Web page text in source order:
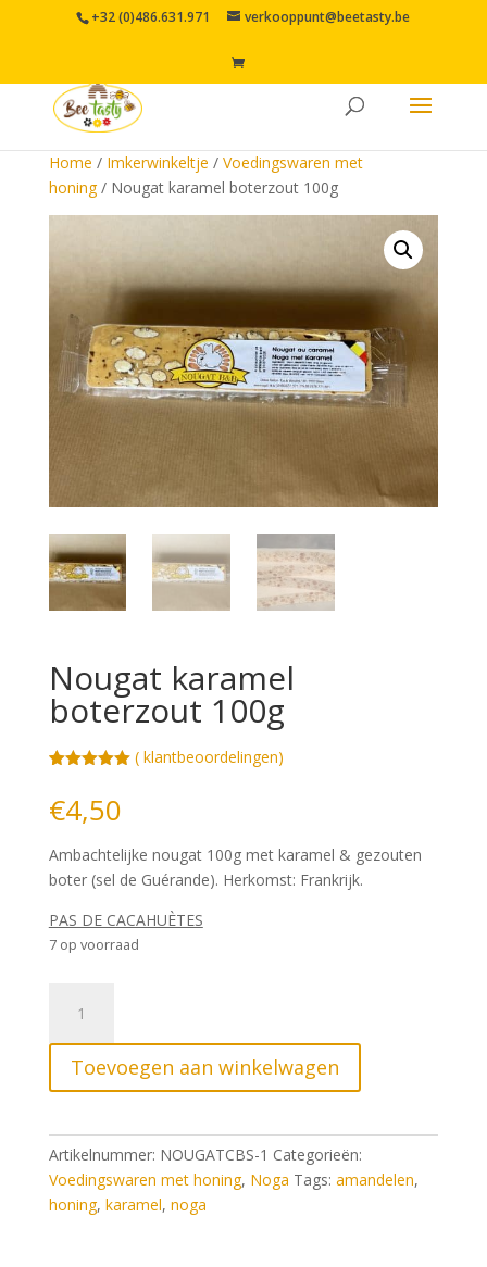
+32 (0)486.631.971 verkooppunt@beetasty.be
Home / Imkerwinkeltje / Voedingswaren met
honing/ Nougat karamel boterzout 100g
Nougat karamel
boterzout 100g
gebaseerd
ling
( klantbeoordelingen)
€4,50
Ambachtelijke nougat 100g met karamel & gezouten
boter (sel de Guérande). Herkomst: Frankrijk.
PAS DE CACAHUÈTES
7 op voorraad
karamel
boterzout
100g
aantal
Toevoegen aan winkelwagen
Artikelnummer: NOUGATCBS-1 Categorieën:
Voedingswaren met honing, Noga Tags: amandelen,
honing, karamel, noga